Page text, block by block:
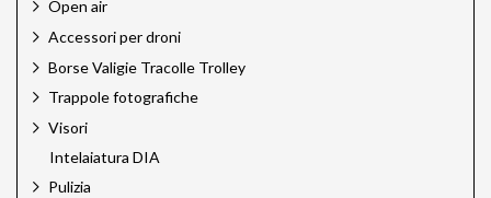
Open air
Accessori per droni
Borse Valigie Tracolle Trolley
Trappole fotografiche
Visori
Intelaiatura DIA
Pulizia